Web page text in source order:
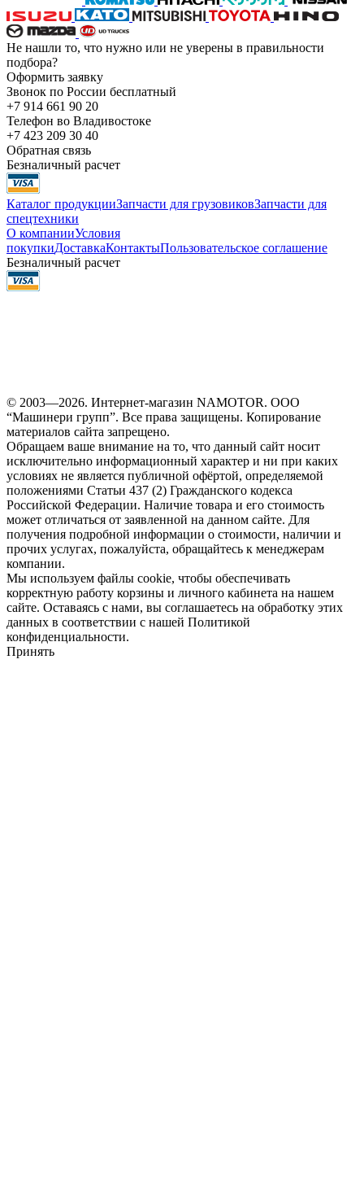
Не нашли то, что нужно или не уверены в правильности
подбора?
Оформить заявку
Звонок по России бесплатный
+7 914 661 90 20
Телефон во Владивостоке
+7 423 209 30 40
Обратная связь
Безналичный расчет
Каталог продукцииЗапчасти для грузовиковЗапчасти для
спецтехники
О компанииУсловия
покупкиДоставкаКонтактыПользовательское соглашение
Безналичный расчет
© 2003—2026. Интернет-магазин NAMOTOR. ООО
“Машинери групп”. Все права защищены. Копирование
материалов сайта запрещено.
Обращаем ваше внимание на то, что данный сайт носит
исключительно информационный характер и ни при каких
условиях не является публичной офёртой, определяемой
положениями Статьи 437 (2) Гражданского кодекса
Российской Федерации. Наличие товара и его стоимость
может отличаться от заявленной на данном сайте. Для
получения подробной информации о стоимости, наличии и
прочих услугах, пожалуйста, обращайтесь к менеджерам
компании.
Мы используем файлы cookie, чтобы обеспечивать
корректную работу корзины и личного кабинета на нашем
сайте. Оставаясь с нами, вы соглашаетесь на обработку этих
данных в соответствии с нашей Политикой
конфиденциальности.
Принять